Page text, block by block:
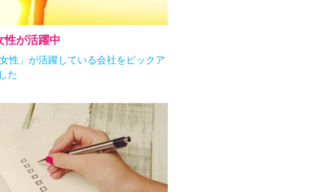
性が活躍中
性」が活躍している会社をピックア
た